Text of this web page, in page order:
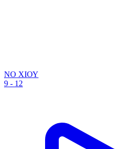
ΝΟ ΧΙΟΥ
9 - 12